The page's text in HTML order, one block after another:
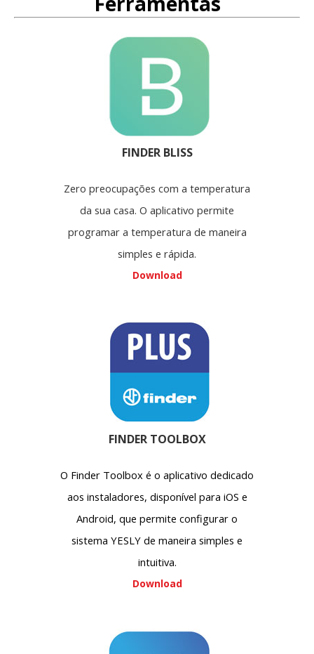
FINDER BLISS
Zero preocupações com a temperatura
da sua casa. O aplicativo permite
programar a temperatura de maneira
simples e rápida.
Download
FINDER TOOLBOX
O Finder Toolbox é o aplicativo dedicado
aos instaladores, disponível para iOS e
Android, que permite configurar o
sistema YESLY de maneira simples e
intuitiva.
Download